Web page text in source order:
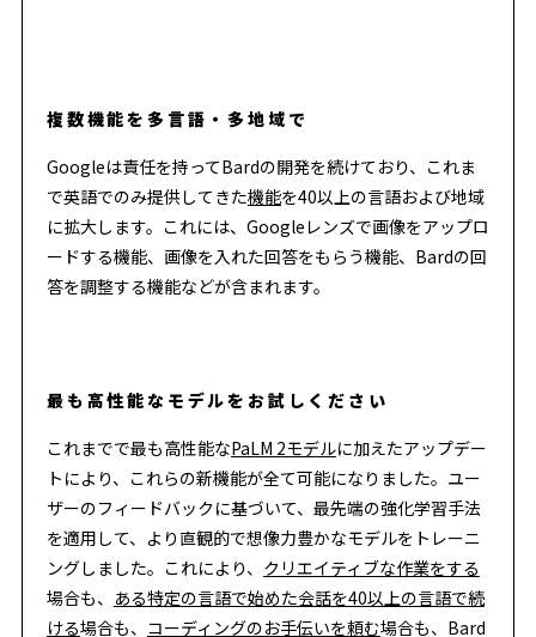
複数機能を多言語・多地域で
Googleは責任を持ってBardの開発を続けており、これま
で英語でのみ提供してきた機能を40以上の言語および地域
に拡大します。これには、Googleレンズで画像をアップロ
ードする機能、画像を入れた回答をもらう機能、Bardの回
答を調整する機能などが含まれます。
最も高性能なモデルをお試しください
これまでで最も高性能なPaLM 2モデルに加えたアップデー
トにより、これらの新機能が全て可能になりました。ユー
ザーのフィードバックに基づいて、最先端の強化学習手法
を適用して、より直観的で想像力豊かなモデルをトレーニ
ングしました。これにより、 クリエイティブな作業をする
場合も、 ある特定の言語で始めた会話を40以上の言語で続
ける場合も、 コーディングのお手伝いを頼む場合も、Bard